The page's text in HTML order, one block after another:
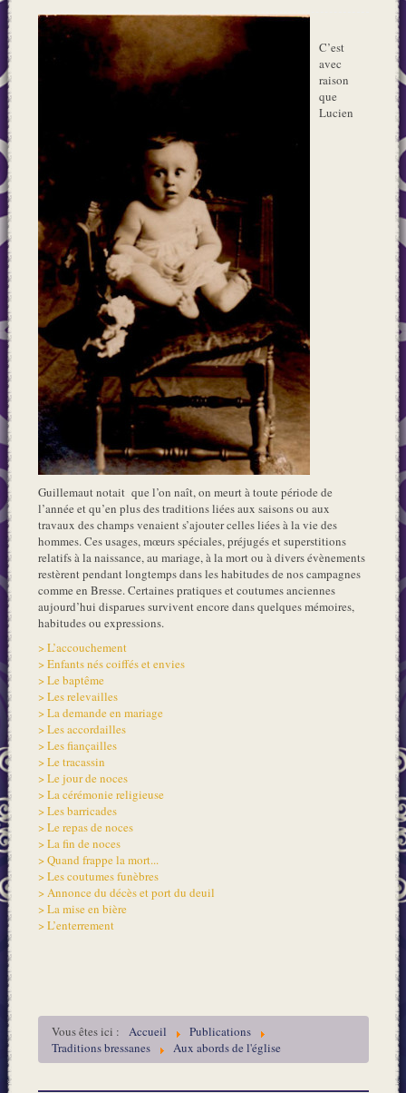
C’est
avec
raison
que
Lucien
Guillemaut notait que l’on naît, on meurt à toute période de
l’année et qu’en plus des traditions liées aux saisons ou aux
travaux des champs venaient s’ajouter celles liées à la vie des
hommes. Ces usages, mœurs spéciales, préjugés et superstitions
relatifs à la naissance, au mariage, à la mort ou à divers évènements
restèrent pendant longtemps dans les habitudes de nos campagnes
comme en Bresse. Certaines pratiques et coutumes anciennes
aujourd’hui disparues survivent encore dans quelques mémoires,
habitudes ou expressions.
> L’accouchement
> Enfants nés coiffés et envies
> Le baptême
> Les relevailles
> La demande en mariage
> Les accordailles
> Les fiançailles
> Le tracassin
> Le jour de noces
> La cérémonie religieuse
> Les barricades
> Le repas de noces
> La fin de noces
> Quand frappe la mort...
> Les coutumes funèbres
> Annonce du décès et port du deuil
> La mise en bière
> L’enterrement
Vous êtes ici : Accueil
Publications
Traditions bressanes
Aux abords de l'église